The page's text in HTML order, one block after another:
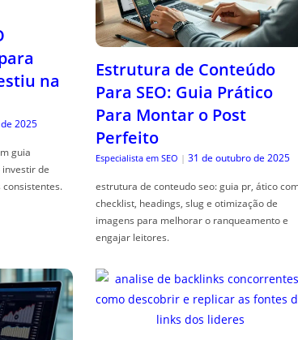
na
2025
guia
de
Estrutura de Conteúdo
Para SEO: Guia Prático
Para Montar o Post
Perfeito
Especialista em SEO | 31 de outubro de 2025
estrutura de conteudo seo: guia pr, ático
checklist, headings, slug e otimização de
imagens para melhorar o ranqueamento e
engajar leitores.